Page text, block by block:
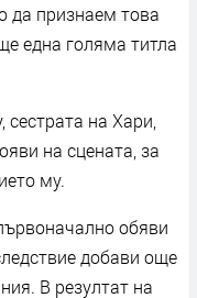
да признаем това
една голяма титла
на Хари,
на сцената, за
му.
обяви
добави още
В резултат на